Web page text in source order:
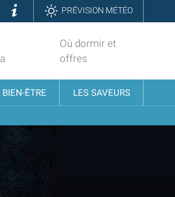
InformazioniPRÉVISION MÉTÉO
Où dormir et
offres
BIEN-ÊTRE LES SAVEURS